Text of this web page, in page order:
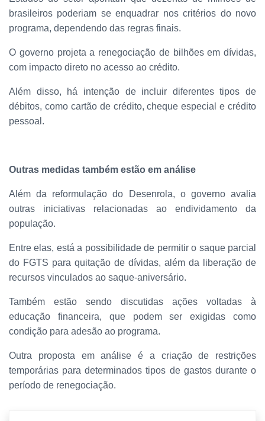
brasileiros poderiam se enquadrar nos critérios do novo
programa, dependendo das regras finais.
O governo projeta a renegociação de bilhões em dívidas,
com impacto direto no acesso ao crédito.
Além disso, há intenção de incluir diferentes tipos de
débitos, como cartão de crédito, cheque especial e crédito
pessoal.
Outras medidas também estão em análise
Além da reformulação do Desenrola, o governo avalia
outras iniciativas relacionadas ao endividamento da
população.
Entre elas, está a possibilidade de permitir o saque parcial
do FGTS para quitação de dívidas, além da liberação de
recursos vinculados ao saque-aniversário.
Também estão sendo discutidas ações voltadas à
educação financeira, que podem ser exigidas como
condição para adesão ao programa.
Outra proposta em análise é a criação de restrições
temporárias para determinados tipos de gastos durante o
período de renegociação.